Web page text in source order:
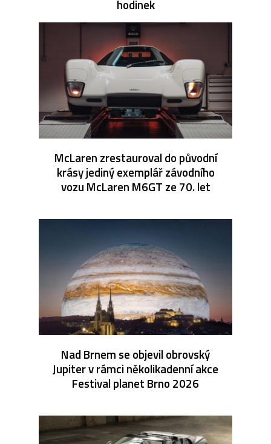
hodinek
McLaren zrestauroval do původní
krásy jediný exemplář závodního
vozu McLaren M6GT ze 70. let
Nad Brnem se objevil obrovský
Jupiter v rámci několikadenní akce
Festival planet Brno 2026